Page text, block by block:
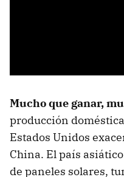
Mucho que ganar,
producción
Estados Unidos
China. El país
de paneles solares,